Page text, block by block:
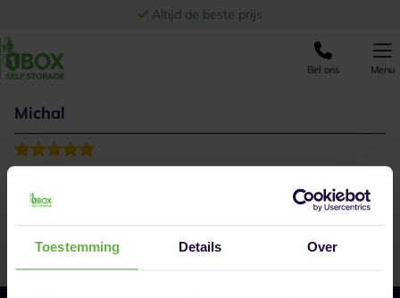
Toestemming Details Over
Altijd de beste prijs
Bel ons Menu
Michal